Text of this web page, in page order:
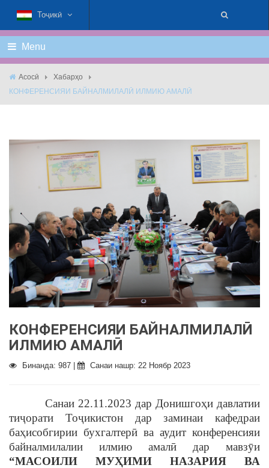
Тоҷикӣ
Menu
Асосӣ
Хабарҳо
КОНФЕРЕНСИЯИ БАЙНАЛМИЛАЛӢ ИЛМИЮ АМАЛӢ
КОНФЕРЕНСИЯИ БАЙНАЛМИЛАЛӢ
ИЛМИЮ АМАЛӢ
Бинанда: 987 | Санаи нашр: 22 Ноябр 2023
Санаи 22.11.2023 дар Донишгоҳи давлатии
тиҷорати Тоҷикистон дар заминаи кафедраи
баҳисобгирии бухгалтерӣ ва аудит конференсияи
байналмилалии илмию амалӣ дар мавзӯи
“МАСОИЛИ МУҲИМИ НАЗАРИЯ ВА